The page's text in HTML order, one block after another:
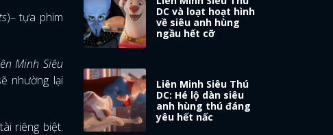
)– tựa phim
Minh Siêu
nhường lại
riêng biệt.
DC và loạt hoạt hình
về siêu anh hùng
ngầu hết cỡ
Liên Minh Siêu Thú
DC: Hé lộ dàn siêu
anh hùng thú đáng
yêu hết nấc